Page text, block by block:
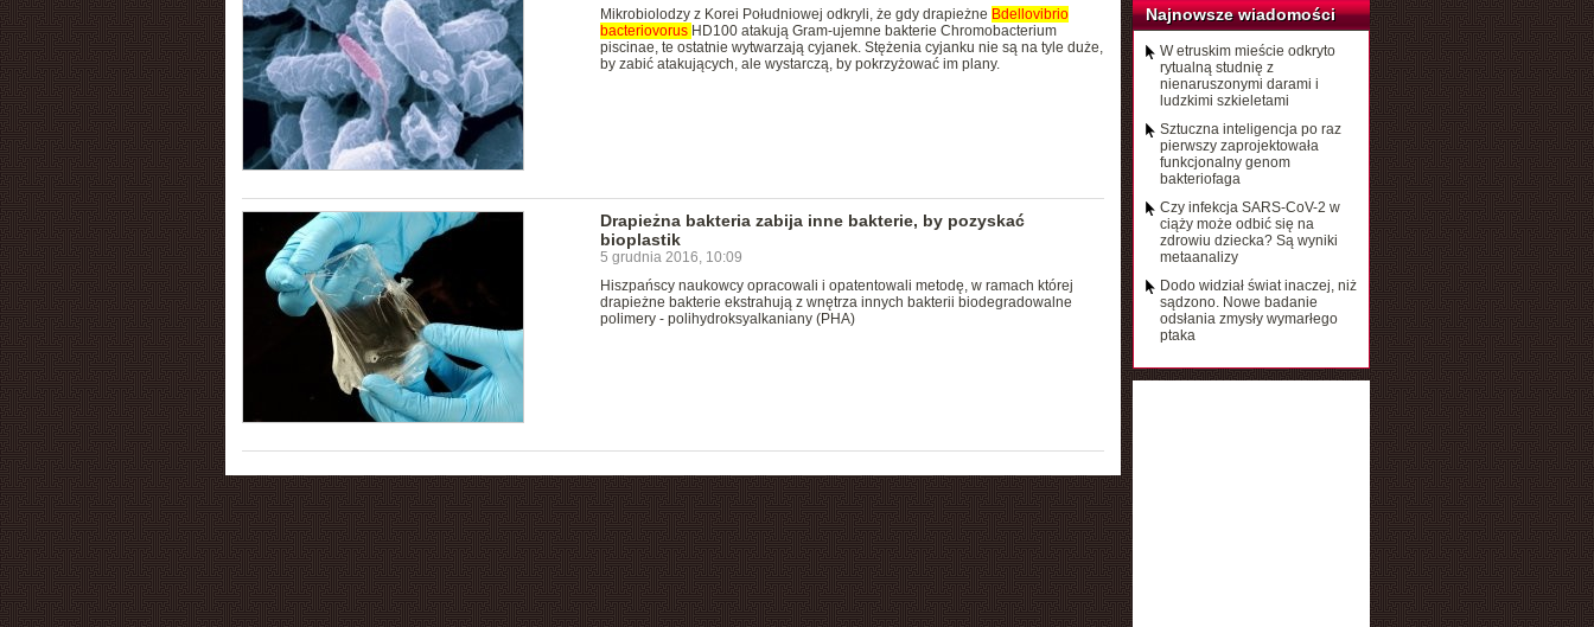
Mikrobiolodzy z Korei Południowej odkryli, że gdy drapieżne Bdellovibrio
bacteriovorus HD100 atakują Gram-ujemne bakterie Chromobacterium
piscinae, te ostatnie wytwarzają cyjanek. Stężenia cyjanku nie są na tyle duże,
by zabić atakujących, ale wystarczą, by pokrzyżować im plany.
Drapieżna bakteria zabija inne bakterie, by pozyskać
bioplastik
5 grudnia 2016, 10:09
Hiszpańscy naukowcy opracowali i opatentowali metodę, w ramach której
drapieżne bakterie ekstrahują z wnętrza innych bakterii biodegradowalne
polimery - polihydroksyalkaniany (PHA)
Najnowsze wiadomości
W etruskim mieście odkryto
rytualną studnię z
nienaruszonymi darami i
ludzkimi szkieletami
Sztuczna inteligencja po raz
pierwszy zaprojektowała
funkcjonalny genom
bakteriofaga
Czy infekcja SARS-CoV-2 w
ciąży może odbić się na
zdrowiu dziecka? Są wyniki
metaanalizy
Dodo widział świat inaczej, niż
sądzono. Nowe badanie
odsłania zmysły wymarłego
ptaka